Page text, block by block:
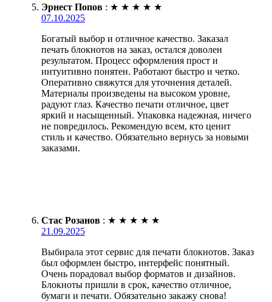
Эрнест Попов : ★ ★ ★ ★ ★
07.10.2025
Богатый выбор и отличное качество. Заказал
печать блокнотов на заказ, остался доволен
результатом. Процесс оформления прост и
интуитивно понятен. Работают быстро и четко.
Оперативно свяжутся для уточнения деталей.
Материалы произведены на высоком уровне,
радуют глаз. Качество печати отличное, цвет
яркий и насыщенный. Упаковка надежная, ничего
не повредилось. Рекомендую всем, кто ценит
стиль и качество. Обязательно вернусь за новыми
заказами.
Стас Розанов : ★ ★ ★ ★ ★
21.09.2025
Выбирала этот сервис для печати блокнотов. Заказ
был оформлен быстро, интерфейс понятный.
Очень порадовал выбор форматов и дизайнов.
Блокноты пришли в срок, качество отличное,
бумаги и печати. Обязательно закажу снова!